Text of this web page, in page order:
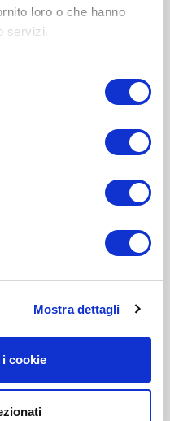
loro o che hanno
servizi.
Mostra dettagli
cookie